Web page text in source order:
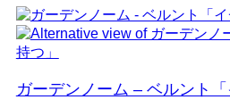
ガーデンノーム – ベルント「